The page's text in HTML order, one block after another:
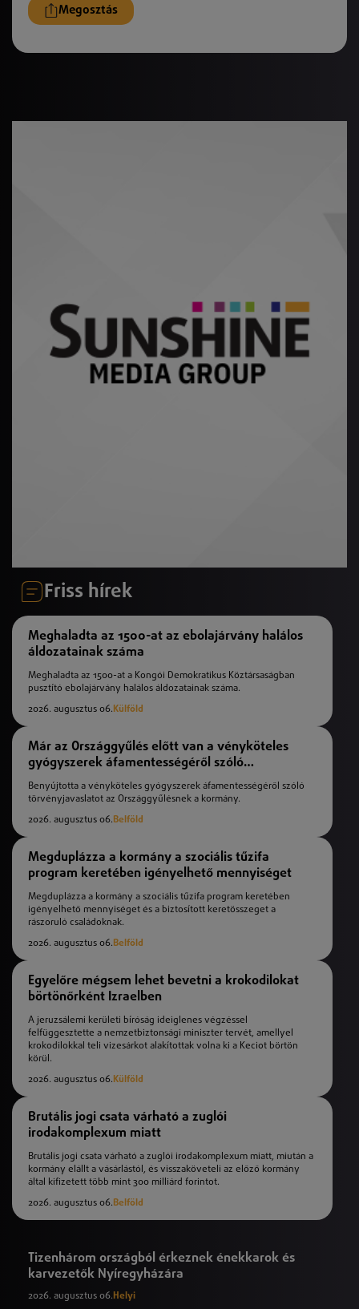
Megosztás
Friss hírek
Meghaladta az 1500-at az ebolajárvány halálos
áldozatainak száma
Meghaladta az 1500-at a Kongói Demokratikus Köztársaságban
pusztító ebolajárvány halálos áldozatainak száma.
2026. augusztus 06. Külföld
Már az Országgyűlés előtt van a vényköteles
gyógyszerek áfamentességéről szóló
Benyújtotta a vényköteles gyógyszerek áfamentességéről szóló
törvényjavaslatot az Országgyűlésnek a kormány.
2026. augusztus 06.Belföld
Megduplázza a kormány a szociális tűzifa
program keretében igényelhető mennyiséget
Megduplázza a kormány a szociális tűzifa program keretében
igényelhető mennyiséget és a biztosított keretösszeget a
rászoruló családoknak.
2026. augusztus 06.Belföld
Egyelőre mégsem lehet bevetni a krokodilokat
börtönőrként Izraelben
A jeruzsálemi kerületi bíróság ideiglenes végzéssel
felfüggesztette a nemzetbiztonsági miniszter tervét, amellyel
krokodilokkal teli vizesárkot alakítottak volna ki a Keciot börtön
körül.
2026. augusztus 06. Külföld
Brutális jogi csata várható a zuglói
irodakomplexum miatt
Brutális jogi csata várható a zuglói irodakomplexum miatt, miután a
kormány elállt a vásárlástól, és visszaköveteli az előző kormány
által kifizetett több mint 300 milliárd forintot.
2026. augusztus 06.Belföld
Tizenhárom országból érkeznek énekkarok és
karvezetők Nyíregyházára
2026. augusztus 06. Helyi